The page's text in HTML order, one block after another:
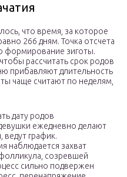
что время, за которое
266 дням. Точка отсчета
формирование зиготы.
рассчитать срок родов
прибавляют длительность
чаще считают по неделям,
дату родов
ежедневно делают
график.
наблюдается захват
созревшей
сильно подвержен